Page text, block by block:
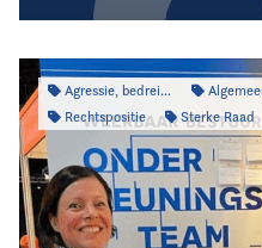
Agressie, bedreiging & intimidatie
Rechtspositie
Sterke Raad